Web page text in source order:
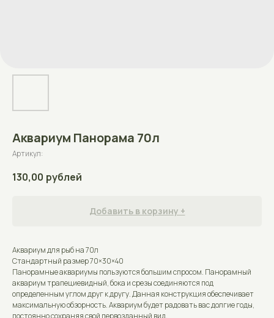
Аквариум Панорама 70л
Артикул:
130,00 рублей
Добавить в корзину +
Аквариум для рыб на 70л
Стандартный размер 70×30×40
Панорамные аквариумы пользуются большим спросом. Панорамный
аквариум трапециевидный, бока и срезы соединяются под
определенным углом друг к другу. Данная конструкция обеспечивает
максимальную обзорность. Аквариум будет радовать вас долгие годы,